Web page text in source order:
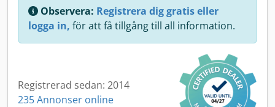
Observera: Registrera dig gratis eller
logga in, för att få tillgång till all information.
Registrerad sedan: 2014
235 Annonser online